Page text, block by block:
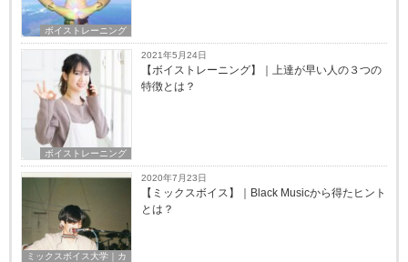
ボイストレーニング
ボイストレーニング
2021年5月24日
【ボイストレーニング】｜上達が早い人の３つの
特徴とは？
ミックスボイス大学｜カ
2020年7月23日
【ミックスボイス】｜Black Musicから得たヒント
とは？